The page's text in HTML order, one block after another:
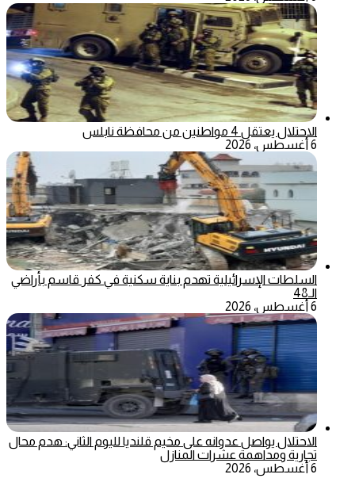
الاحتلال يعتقل 4 مواطنين من محافظة نابلس
6 أغسطس، 2026
السلطات الإسرائيلية تهدم بناية سكنية في كفر قاسم بأراضي
الـ48
6 أغسطس، 2026
الاحتلال يواصل عدوانه على مخيم قلنديا لليوم الثاني: هدم محال
تجارية ومداهمة عشرات المنازل
6 أغسطس، 2026